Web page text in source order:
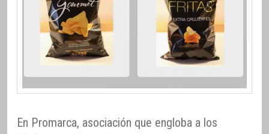
En Promarca, asociación que engloba a los